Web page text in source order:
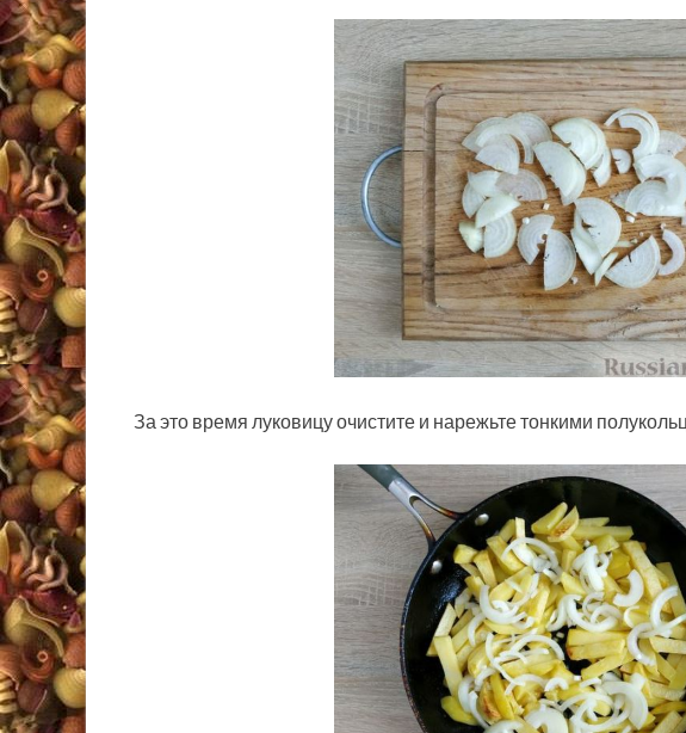
За это время луковицу очистите и нарежьте тонкими